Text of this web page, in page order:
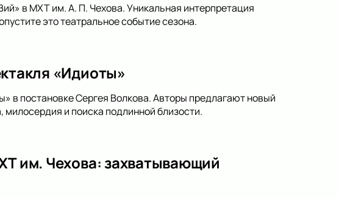
в МХТ им. А. П. Чехова. Уникальная интерпретация
это театральное событие сезона.
«Идиоты»
в постановке Сергея Волкова. Авторы предлагают новый
и поиска подлинной близости.
им. Чехова: захватывающий